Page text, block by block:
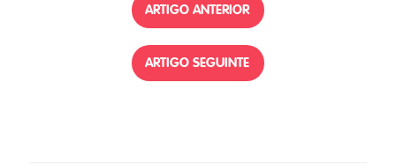
ARTIGO ANTERIOR
ARTIGO SEGUINTE